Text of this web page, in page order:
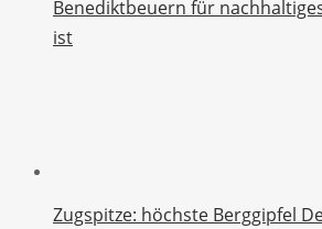
Benediktbeuern für
ist
Zugspitze: höchste Berggipfel